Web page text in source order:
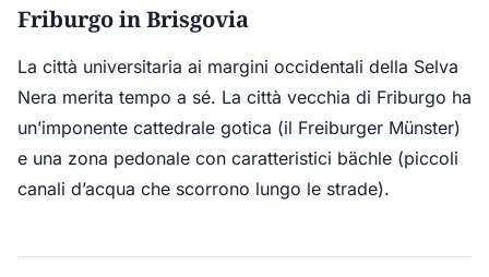
Friburgo in Brisgovia
La città universitaria ai margini occidentali della Selva
Nera merita tempo a sé. La città vecchia di Friburgo ha
un’imponente cattedrale gotica (il Freiburger Münster)
e una zona pedonale con caratteristici bächle (piccoli
canali d’acqua che scorrono lungo le strade).